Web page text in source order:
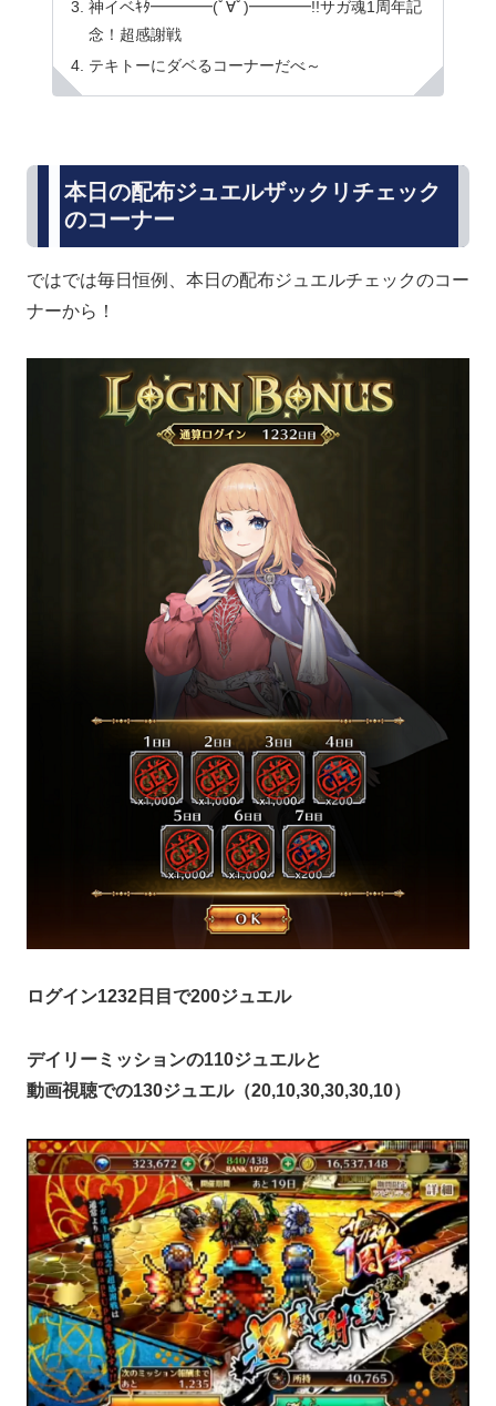
神イベｷﾀ━━━━(ﾟ∀ﾟ)━━━━!!サガ魂1周年記
念！超感謝戦
テキトーにダベるコーナーだべ～
本日の配布ジュエルザックリチェック
のコーナー
ではでは毎日恒例、本日の配布ジュエルチェックのコー
ナーから！
ログイン1232日目で200ジュエル
デイリーミッションの110ジュエルと
動画視聴での130ジュエル（20,10,30,30,30,10）